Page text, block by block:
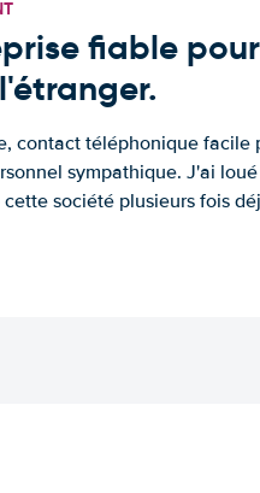
fiable
contact téléphonique facile
sympathique. J'ai
société plusieurs fois